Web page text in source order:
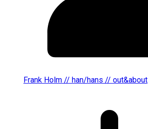
Frank Holm // han/hans // out&about